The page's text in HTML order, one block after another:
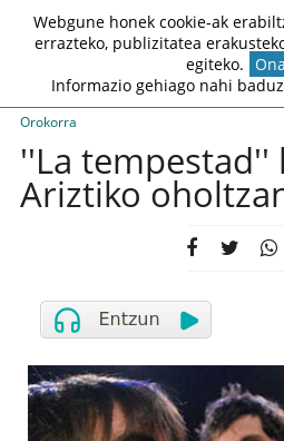
Orokorra
''La tempestad''
Ariztiko
Webgune honek cookie-ak
errazteko, publizitatea
egiteko.
Informazio gehiago nahi